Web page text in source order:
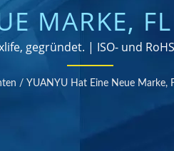
MARKE,
gegründet. | ISO- und
/ YUANYU Hat Eine Neue Marke,